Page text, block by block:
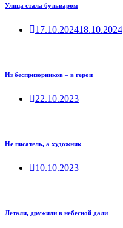
Улица стала бульваром
17.10.202418.10.2024
Из беспризорников – в герои
22.10.2023
Не писатель, а художник
10.10.2023
Летали, дружили в небесной дали